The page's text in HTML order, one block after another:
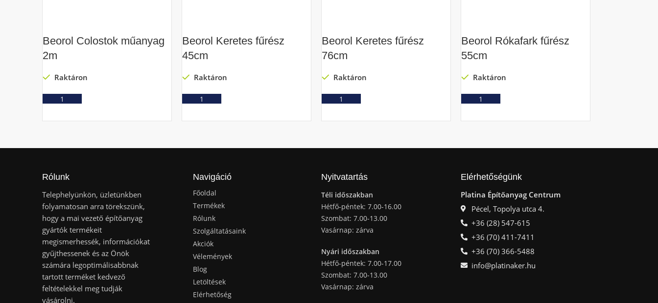
Beorol Colostok műanyag
2m
Raktáron
Beorol Keretes fűrész
45cm
Raktáron
Beorol Keretes fűrész
76cm
Raktáron
Beorol Rókafark fűrész
55cm
Raktáron
Rólunk
Telephelyünkön, üzletünkben
folyamatosan arra törekszünk,
hogy a mai vezető építőanyag
gyártók termékeit
megismerhessék, információkat
gyűjthessenek és az Önök
számára legoptimálisabbnak
tartott terméket kedvező
feltételekkel meg tudják
vásárolni.
Navigáció
Főoldal
Termékek
Rólunk
Szolgáltatásaink
Akciók
Vélemények
Blog
Letöltések
Elérhetőség
Nyitvatartás
Téli időszakban
Hétfő-péntek: 7.00-16.00
Szombat: 7.00-13.00
Vasárnap: zárva
Nyári időszakban
Hétfő-péntek: 7.00-17.00
Szombat: 7.00-13.00
Vasárnap: zárva
Elérhetőségünk
Platina Építőanyag Centrum
Pécel, Topolya utca 4.
+36 (28) 547-615
+36 (70) 411-7411
+36 (70) 366-5488
info@platinaker.hu